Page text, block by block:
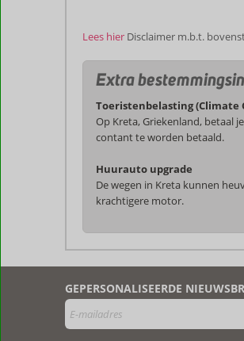
Lees hier Disclaimer m.b.t.
Extra
Toeristenbelasting (Climate
Op Kreta, Griekenland, betaal
contant te worden betaald.
Huurauto upgrade
De wegen in Kreta kunnen
krachtigere motor.
door
klanten
GEPERSONALISEERDE